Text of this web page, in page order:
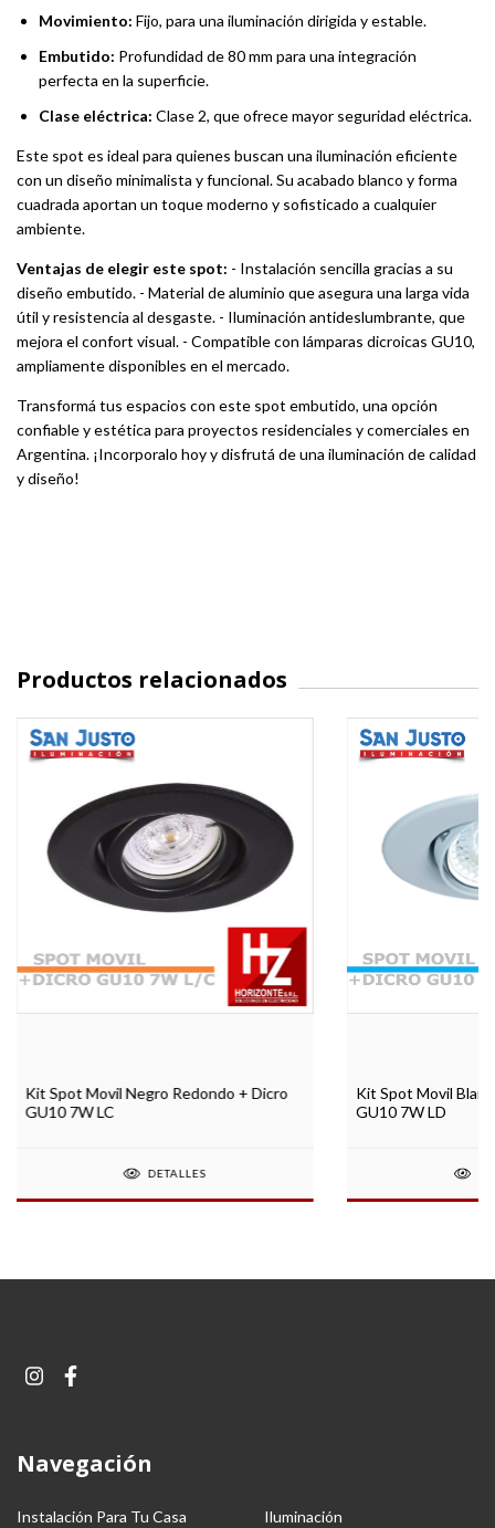
Movimiento: Fijo, para una iluminación dirigida y estable.
Embutido: Profundidad de 80 mm para una integración
perfecta en la superficie.
Clase eléctrica: Clase 2, que ofrece mayor seguridad eléctrica.
Este spot es ideal para quienes buscan una iluminación eficiente
con un diseño minimalista y funcional. Su acabado blanco y forma
cuadrada aportan un toque moderno y sofisticado a cualquier
ambiente.
Ventajas de elegir este spot: - Instalación sencilla gracias a su
diseño embutido. - Material de aluminio que asegura una larga vida
útil y resistencia al desgaste. - Iluminación antideslumbrante, que
mejora el confort visual. - Compatible con lámparas dicroicas GU10,
ampliamente disponibles en el mercado.
Transformá tus espacios con este spot embutido, una opción
confiable y estética para proyectos residenciales y comerciales en
Argentina. ¡Incorporalo hoy y disfrutá de una iluminación de calidad
y diseño!
Productos relacionados
Kit Spot Movil Negro Redondo + Dicro
GU10 7W LC
DETALLES
Kit Spot Movil
GU10 7W LD
Navegación
Instalación Para Tu Casa Iluminación